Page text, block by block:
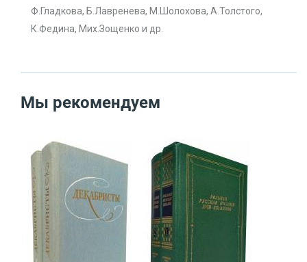
Ф.Гладкова, Б.Лавренева, М.Шолохова, А.Толстого,
К.Федина, Мих.Зощенко и др.
Мы рекомендуем